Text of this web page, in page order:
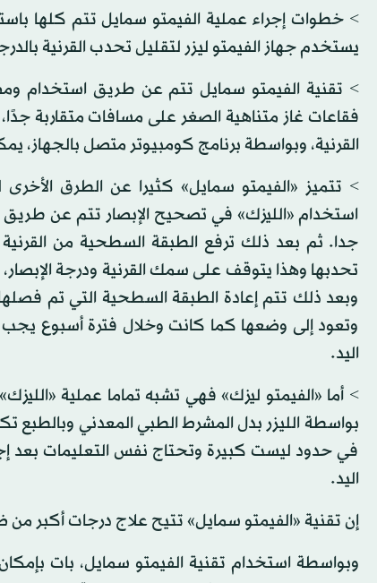
> خطوات إجراء عملية الفيمتو سمايل تتم كلها
يستخدم جهاز الفيمتو ليزر لتقليل تحدب القرنية
> تقنية الفيمتو سمايل تتم عن طريق استخدام
فقاعات غاز متناهية الصغر على مسافات متقاربة
القرنية، وبواسطة برنامج كومبيوتر متصل بالجهاز،
> تتميز «الفيمتو سمايل» كثيرا عن الطرق
استخدام «الليزك» في تصحيح الإبصار تتم عن
جدا. ثم بعد ذلك ترفع الطبقة السطحية من
تحدبها وهذا يتوقف على سمك القرنية ودرجة
وبعد ذلك تتم إعادة الطبقة السطحية التي تم
وتعود إلى وضعها كما كانت وخلال فترة أسبوع يجب
اليد.
> أما «الفيمتو ليزك» فهي تشبه تماما عملية
بواسطة الليزر بدل المشرط الطبي المعدني وبالطبع
في حدود ليست كبيرة وتحتاج نفس التعليمات بعد
اليد.
إن تقنية «الفيمتو سمايل» تتيح علاج درجات أكبر من
وبواسطة استخدام تقنية الفيمتو سمايل، بات